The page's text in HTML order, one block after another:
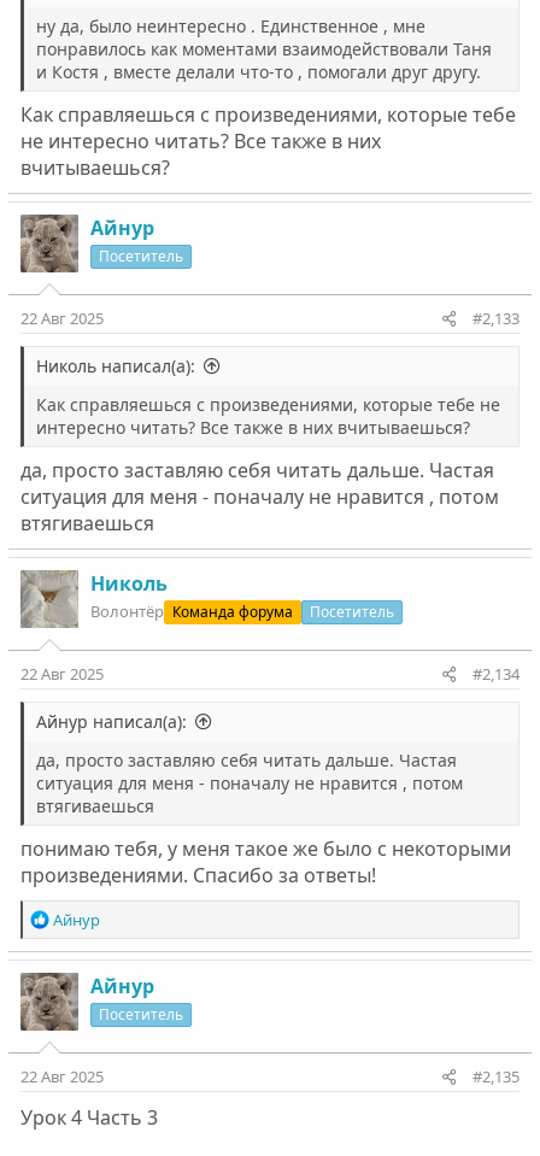
ну да, было неинтересно . Единственное , мне
понравилось как моментами взаимодействовали Таня
и Костя , вместе делали что-то , помогали друг другу.
Как справляешься с произведениями, которые тебе
не интересно читать? Все также в них
вчитываешься?
Айнур
Посетитель
22 Авг 2025 #2,133
Николь написал(а):
Как справляешься с произведениями, которые тебе не
интересно читать? Все также в них вчитываешься?
да, просто заставляю себя читать дальше. Частая
ситуация для меня - поначалу не нравится , потом
втягиваешься
Николь
Волонтëр Команда форума Посетитель
22 Авг 2025 #2,134
Айнур написал(а):
да, просто заставляю себя читать дальше. Частая
ситуация для меня - поначалу не нравится , потом
втягиваешься
понимаю тебя, у меня такое же было с некоторыми
произведениями. Спасибо за ответы!
Р
е
а
к
ц
и
и
:
Айнур
Айнур
Посетитель
22 Авг 2025 #2,135
Урок 4 Часть 3